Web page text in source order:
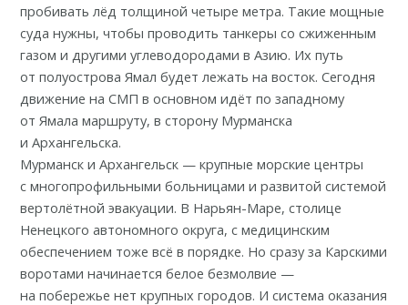
пробивать лёд толщиной четыре метра. Такие мощные
суда нужны, чтобы проводить танкеры со сжиженным
газом и другими углеводородами в Азию. Их путь
от полуострова Ямал будет лежать на восток. Сегодня
движение на СМП в основном идёт по западному
от Ямала маршруту, в сторону Мурманска
и Архангельска.
Мурманск и Архангельск — крупные морские центры
смногопрофильными больницами и развитой системой
вертолётной эвакуации. В Нарьян-Маре, столице
Ненецкого автономного округа, с медицинским
обеспечением тоже всё в порядке. Но сразу за Карскими
воротами начинается белое безмолвие —
на побережье нет крупных городов. И система оказания